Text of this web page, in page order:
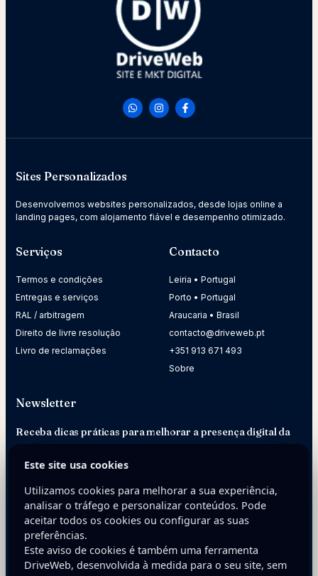
Sites Personalizados
Desenvolvemos websites personalizados, desde lojas online a
landing pages, com alojamento fiável e desempenho otimizado.
Serviços
Termos e condições
Entregas e serviços
RAL / arbitragem
Direito de livre resolução
Livro de reclamações
Contacto
Leiria • Portugal
Porto • Portugal
Araucaria • Brasil
contacto@driveweb.pt
+351 913 671 493
Sobre
Newsletter
Receba dicas práticas para melhorar a presença digital da
E-mail
Este site usa cookies
Utilizamos cookies para melhorar a sua experiência,
analisar o tráfego e personalizar conteúdos. Pode
aceitar todos os cookies ou configurar as suas
preferências.
Este aviso de cookies é também uma ferramenta
DriveWeb, desenvolvida à medida para o seu site, sem